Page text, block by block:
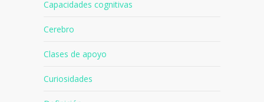
Capacidades cognitivas
Cerebro
Clases de apoyo
Curiosidades